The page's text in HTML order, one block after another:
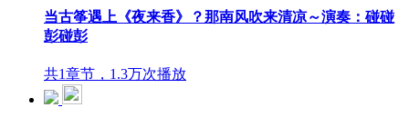
当古筝遇上《夜来香》？那南风吹来清凉～演奏：碰碰
彭碰彭
共1章节，1.3万次播放